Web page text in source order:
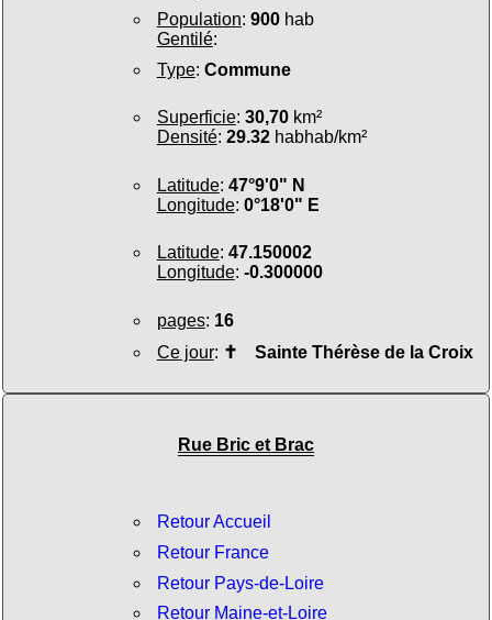
Population: 900hab
Gentilé:
Type: Commune
Superficie: 30,70km²
Densité: 29.32habhab/km²
Latitude: 47°9'0" N
Longitude: 0°18'0" E
Latitude: 47.150002
Longitude: -0.300000
pages: 16
Ce jour: ✝ Sainte Thérèse de la Croix
Rue Bric et Brac
Retour Accueil
Retour France
Retour Pays-de-Loire
Retour Maine-et-Loire